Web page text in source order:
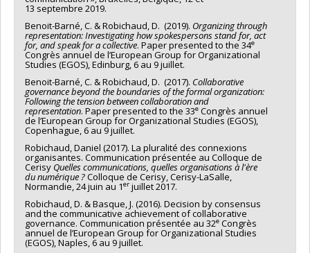
13 septembre 2019.
Benoit-Barné, C. & Robichaud, D. (2019). Organizing through
representation: Investigating how spokespersons stand for, act
for, and speak for a collective. Paper presented to the 34e
Congrès annuel de l’European Group for Organizational
Studies (EGOS), Edinburg, 6 au 9 juillet.
Benoit-Barné, C. & Robichaud, D. (2017). Collaborative
governance beyond the boundaries of the formal organization:
Following the tension between collaboration and
representation. Paper presented to the 33e Congrès annuel
de l’European Group for Organizational Studies (EGOS),
Copenhague, 6 au 9 juillet.
Robichaud, Daniel (2017). La pluralité des connexions
organisantes. Communication présentée au Colloque de
Cerisy Quelles communications, quelles organisations à l'ère
du numérique ?Colloque de Cerisy, Cerisy-LaSalle,
Normandie, 24 juin au 1er juillet 2017.
Robichaud, D. & Basque, J. (2016). Decision by consensus
and the communicative achievement of collaborative
governance. Communication présentée au 32e Congrès
annuel de l’European Group for Organizational Studies
(EGOS), Naples, 6 au 9 juillet.